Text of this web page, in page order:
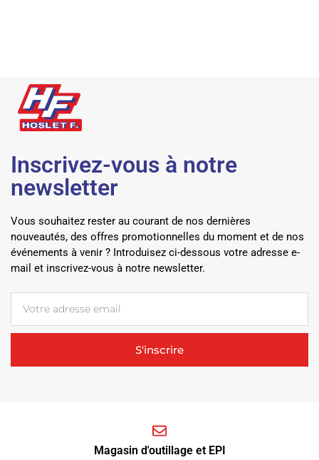
Inscrivez-vous à notre
newsletter
Vous souhaitez rester au courant de nos dernières
nouveautés, des offres promotionnelles du moment et de nos
événements à venir ? Introduisez ci-dessous votre adresse e-
mail et inscrivez-vous à notre newsletter.
S'inscrire
Magasin d'outillage et EPI